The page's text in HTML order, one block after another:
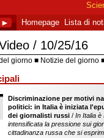
► Homepage Lista di
10/25/16
giorno Notizie del giorno
Discriminazione per motivi
politici: in Italia è iniziata
dei giornalisti russi/ In Italia è
intensificata la pressione sui
cittadinanza russa che si